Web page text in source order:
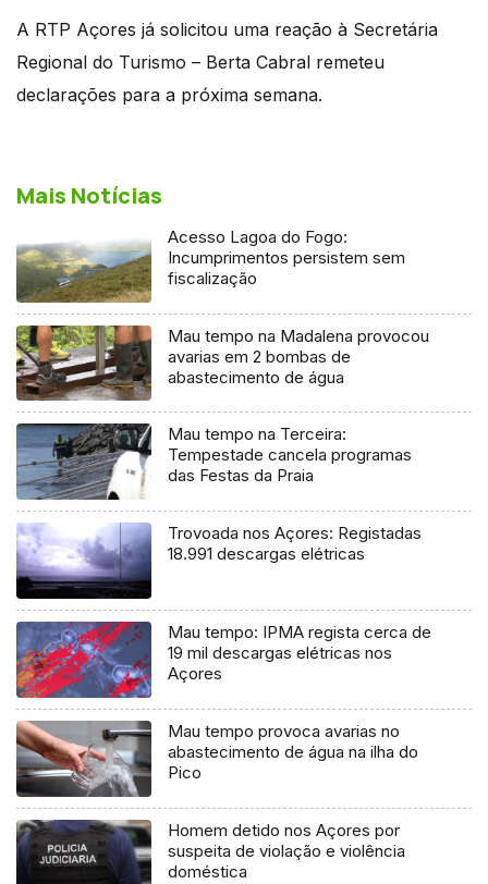
A RTP Açores já solicitou uma reação à Secretária
Regional do Turismo – Berta Cabral remeteu
declarações para a próxima semana.
Mais Notícias
Acesso Lagoa do Fogo:
Incumprimentos persistem sem
fiscalização
Mau tempo na Madalena provocou
avarias em 2 bombas de
abastecimento de água
Mau tempo na Terceira:
Tempestade cancela programas
das Festas da Praia
Trovoada nos Açores: Registadas
18.991 descargas elétricas
Mau tempo: IPMA regista cerca de
19 mil descargas elétricas nos
Açores
Mau tempo provoca avarias no
abastecimento de água na ilha do
Pico
Homem detido nos Açores por
suspeita de violação e violência
doméstica